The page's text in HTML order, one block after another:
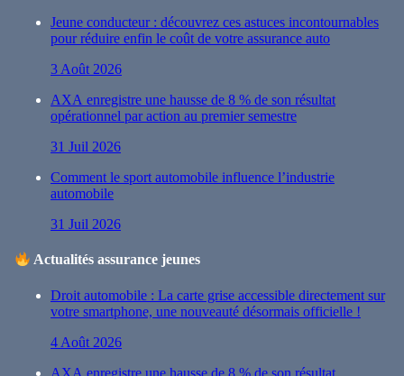
Jeune conducteur : découvrez ces astuces incontournables
pour réduire enfin le coût de votre assurance auto
3 Août 2026
AXA enregistre une hausse de 8 % de son résultat
opérationnel par action au premier semestre
31 Juil 2026
Comment le sport automobile influence l’industrie
automobile
31 Juil 2026
Actualités assurance jeunes
Droit automobile : La carte grise accessible directement sur
votre smartphone, une nouveauté désormais officielle !
4 Août 2026
AXA enregistre une hausse de 8 % de son résultat